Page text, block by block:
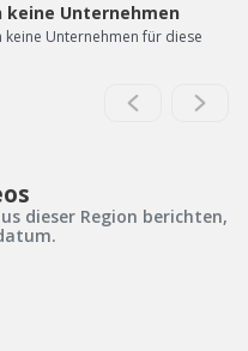
keine Unternehmen
keine Unternehmen für diese
dieser Region berichten,